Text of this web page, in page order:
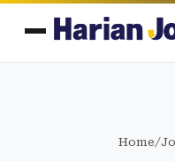
Home/